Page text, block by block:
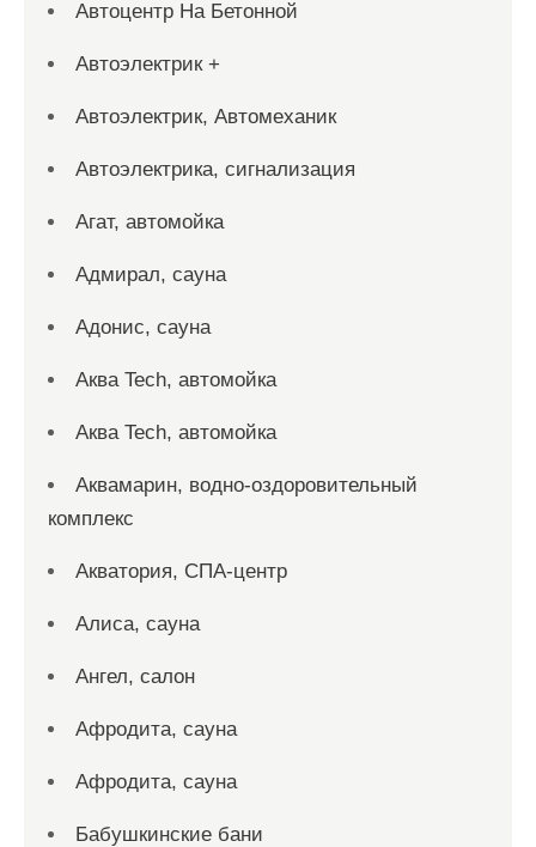
Автоцентр На Бетонной
Автоэлектрик +
Автоэлектрик, Автомеханик
Автоэлектрика, сигнализация
Агат, автомойка
Адмирал, сауна
Адонис, сауна
Аква Tech, автомойка
Аква Tech, автомойка
Аквамарин, водно-оздоровительный
комплекс
Акватория, СПА-центр
Алиса, сауна
Ангел, салон
Афродита, сауна
Афродита, сауна
Бабушкинские бани